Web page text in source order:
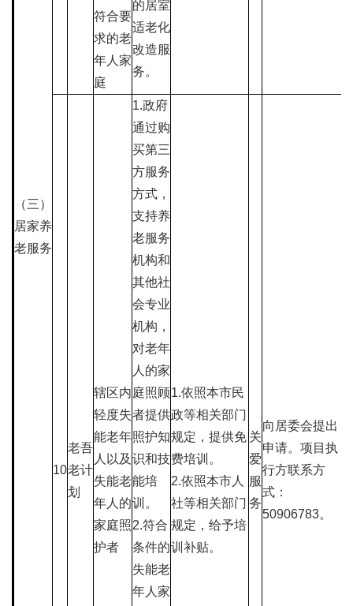
（三）
居家养
老服务
符合要
求的老
年人家
庭
的居室
适老化
改造服
务。
10
老吾
老计
划
辖区内
轻度失
能老年
人以及
失能老
年人的
家庭照
护者
1.政府
通过购
买第三
方服务
方式，
支持养
老服务
机构和
其他社
会专业
机构，
对老年
人的家
庭照顾
者提供
照护知
识和技
能培
训。
2.符合
条件的
失能老
年人家
1.依照本市民
政等相关部门
规定，提供免
费培训。
2.依照本市人
社等相关部门
规定，给予培
训补贴。
关
爱
服
务
向居委会提出
申请。项目执
行方联系方
式：
50906783。